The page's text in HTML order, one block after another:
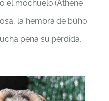
el mochuelo (Athene
la hembra de búho
pena su pérdida,